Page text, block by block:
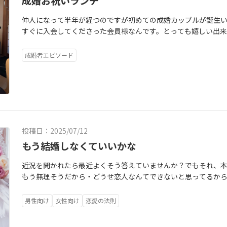
仲人になって半年が経つのですが初めての成婚カップルが誕生
すぐに入会してくださった会員様なんです。とっても嬉しい出
7月に退会となりました成婚おめでとうございます！振り返っ
したときにゆっくり検討してくれるだろうなと思ってたんです
に受け入れてくださって、ご本人も「流れに乗る」といつもお
ての会員様が初の成婚カップルになってくださって、とっても
ね。
成婚者エピソード
投稿日：2025/07/12
もう結婚しなくていいかな
近況を聞かれたら最近よくそう答えていませんか？でもそれ、
もう無理そうだから・どうせ恋人なんてできないと思ってる
いく…出会いって、今は“自然にあるものじゃないんです少な
自分で選びに行くことが大事なんです
男性向け 女性向け 恋愛の法則